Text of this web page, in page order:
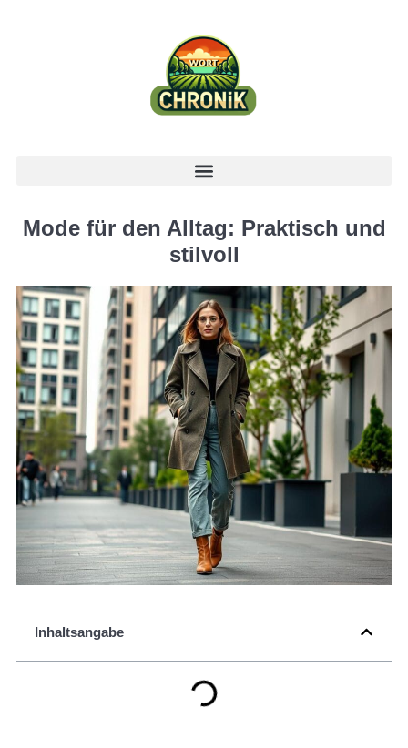
Mode für den Alltag: Praktisch und
stilvoll
Inhaltsangabe